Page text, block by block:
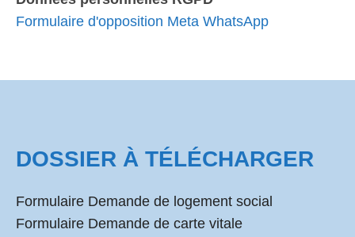
Formulaire d'opposition Meta WhatsApp
DOSSIER À TÉLÉCHARGER
Formulaire Demande de logement social
Formulaire Demande de carte vitale